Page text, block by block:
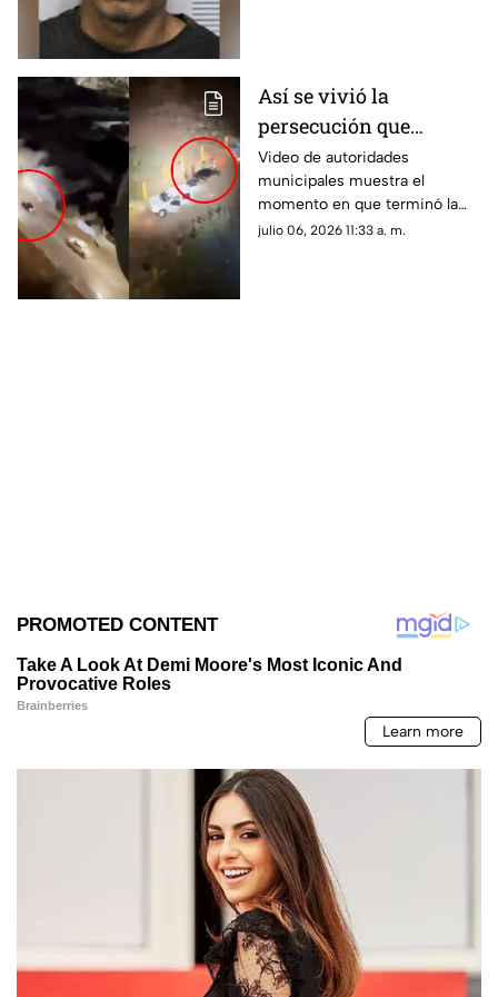
Así se vivió la
persecución que
movilizó a autoridades
al norte de Chihuahua
capital | VIDEO
Video de autoridades
municipales muestra el
momento en que terminó la
persecución al norte de
julio 06, 2026 11:33 a. m.